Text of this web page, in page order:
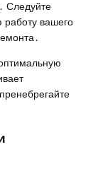
Следуйте
работу вашего